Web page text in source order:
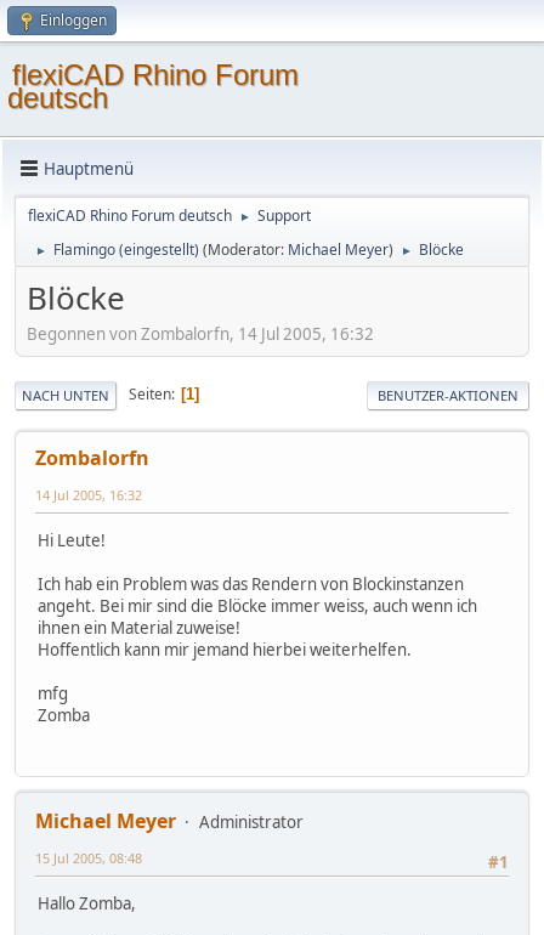
Einloggen
flexiCAD Rhino Forum
deutsch
Hauptmenü
flexiCAD Rhino Forum deutsch ► Support
► Flamingo (eingestellt) (Moderator: Michael Meyer) ► Blöcke
Blöcke
Begonnen von Zombalorfn, 14 Jul 2005, 16:32
NACH UNTEN Seiten 1 BENUTZER-AKTIONEN
Zombalorfn
14 Jul 2005, 16:32
Hi Leute!
Ich hab ein Problem was das Rendern von Blockinstanzen
angeht. Bei mir sind die Blöcke immer weiss, auch wenn ich
ihnen ein Material zuweise!
Hoffentlich kann mir jemand hierbei weiterhelfen.
mfg
Zomba
Michael Meyer
Administrator
#1
15 Jul 2005, 08:48
Hallo Zomba,